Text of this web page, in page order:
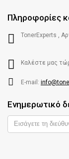
Πληροφορίες
TonerExperts ,
Καλέστε μας
E-mail:
Ενημερωτικό